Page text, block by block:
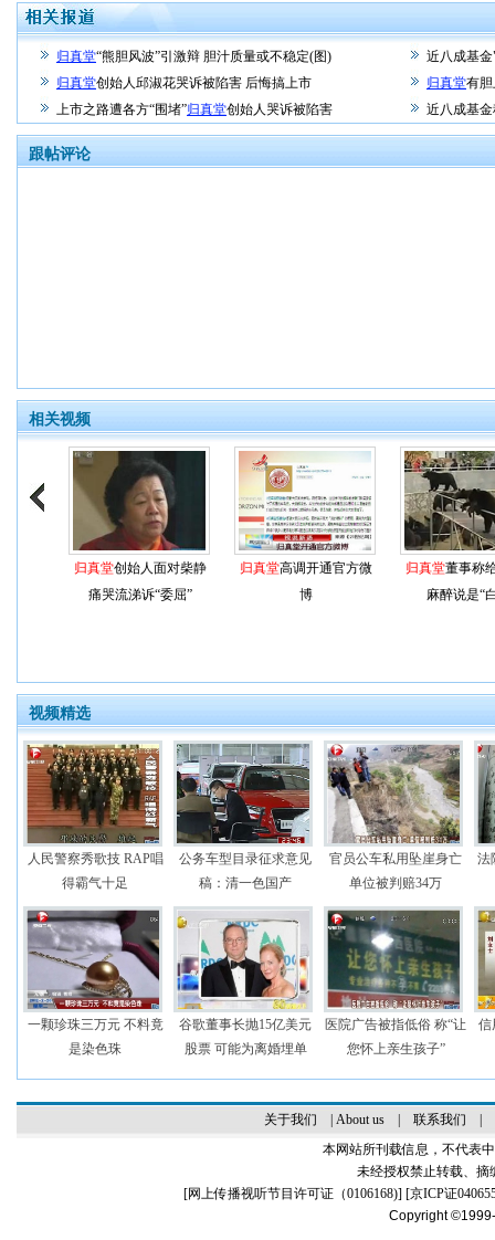
归真堂“熊胆风波”引激辩 胆汁质量或不稳定(图)
近八成基
归真堂创始人邱淑花哭诉被陷害 后悔搞上市 归真堂有胆
上市之路遭各方“围堵”归真堂创始人哭诉被陷害 近八成基
跟帖评论
相关视频
归真堂创始人面对柴静
痛哭流涕诉“委屈”
归真堂高调开通官方微
博
归真堂董事称
麻醉说是“
视频精选
人民警察秀歌技 RAP唱
得霸气十足
公务车型目录征求意见
稿：清一色国产
官员公车私用坠崖身亡
单位被判赔34万
法
一颗珍珠三万元 不料竟
是染色珠
谷歌董事长抛15亿美元
股票 可能为离婚埋单
医院广告被指低俗 称“让
您怀上亲生孩子”
信
关于我们 About us| 联系我们
本网站所刊载信息，不代表
未经授权禁止转载、摘
[网上传播视听节目许可证（0106168)] [京ICP证
Copyright